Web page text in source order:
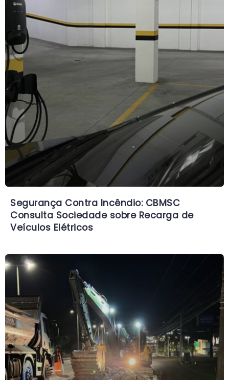
Segurança Contra Incêndio: CBMSC
Consulta Sociedade sobre Recarga de
Veículos Elétricos